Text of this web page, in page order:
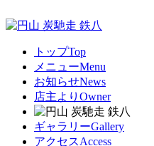
トップTop
メニューMenu
お知らせNews
店主より Owner
ギャラリーGallery
アクセスAccess